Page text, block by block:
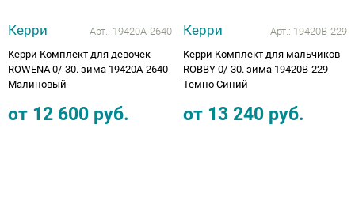
Керри Арт.: 19420А-2640
Керри Комплект для девочек
ROWENA 0/-30. зима 19420А-2640
Малиновый
от 12 600 руб.
Керри Арт.: 19420В-229
Керри Комплект для мальчиков
ROBBY 0/-30. зима 19420В-229
Темно Синий
от 13 240 руб.